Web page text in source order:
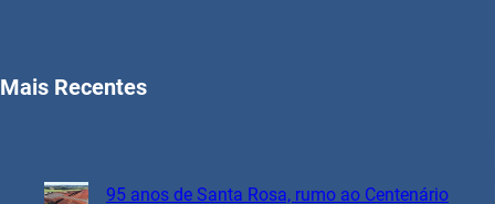
Mais Recentes
95 anos de Santa Rosa, rumo ao Centenário